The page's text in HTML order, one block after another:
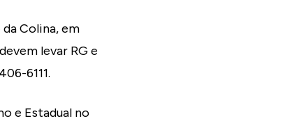
Colina, em
levar RG e
6111.
e Estadual no